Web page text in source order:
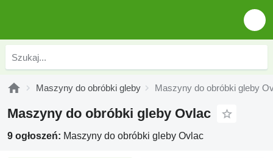
Maszyny do obróbki gleby Maszyny do obróbki gleby
Maszyny do obróbki gleby Ovlac
9 ogłoszeń: Maszyny do obróbki gleby Ovlac